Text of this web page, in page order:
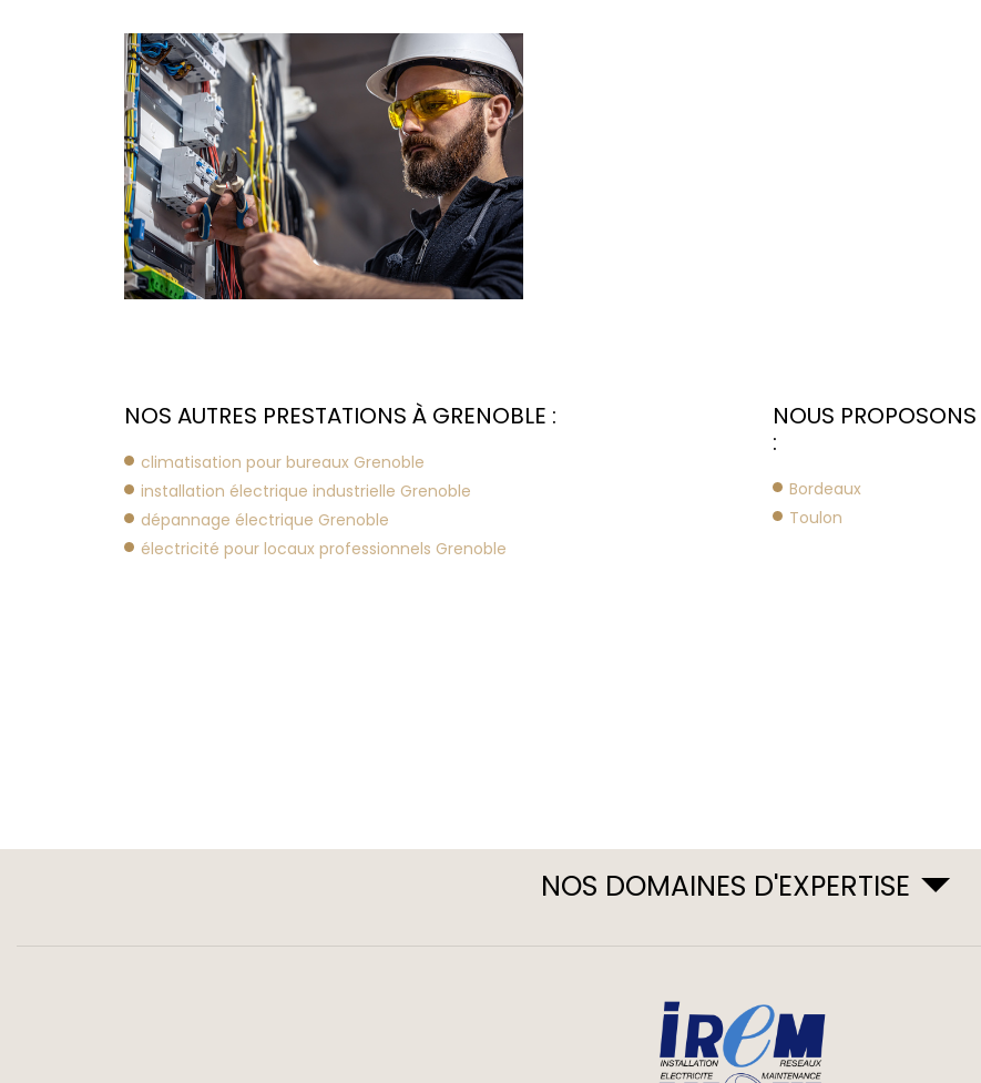
NOS AUTRES PRESTATIONS À GRENOBLE :
climatisation pour bureaux Grenoble
installation électrique industrielle Grenoble
dépannage électrique Grenoble
électricité pour locaux professionnels Grenoble
NOUS
:
Bordeaux
Toulon
NOS DOMAINES D'EXPERTISE